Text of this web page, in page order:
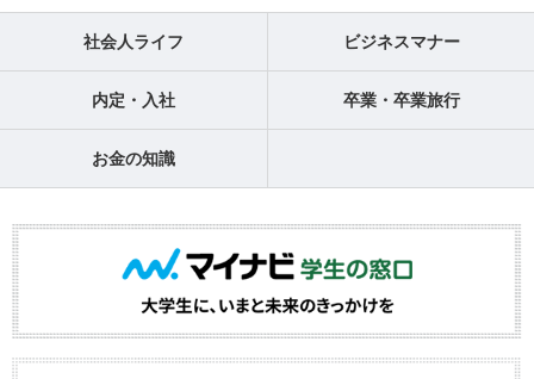
社会人ライフ ビジネスマナー
内定・入社 卒業・卒業旅行
お金の知識